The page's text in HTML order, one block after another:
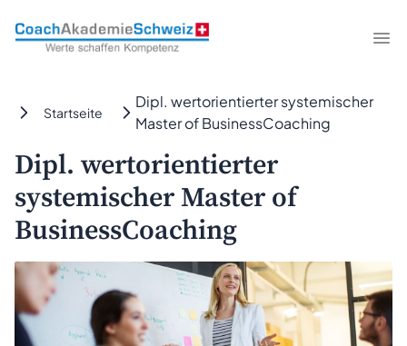
CoachAkademieSchweiz
Startseite
Dipl. wertorientierter systemischer
Master of BusinessCoaching
Dipl. wertorientierter
systemischer Master of
BusinessCoaching